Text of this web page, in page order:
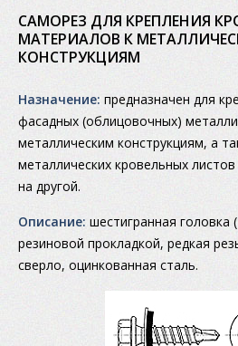
САМОРЕЗ ДЛЯ КРЕПЛЕНИЯ
МАТЕРИАЛОВ К
КОНСТРУКЦИЯМ
Назначение: предназначен для
фасадных (облицовочных)
металлическим конструкциям, а
металлических кровельных
на другой.
Описание: шестигранная
резиновой прокладкой, редкая
сверло, оцинкованная сталь.